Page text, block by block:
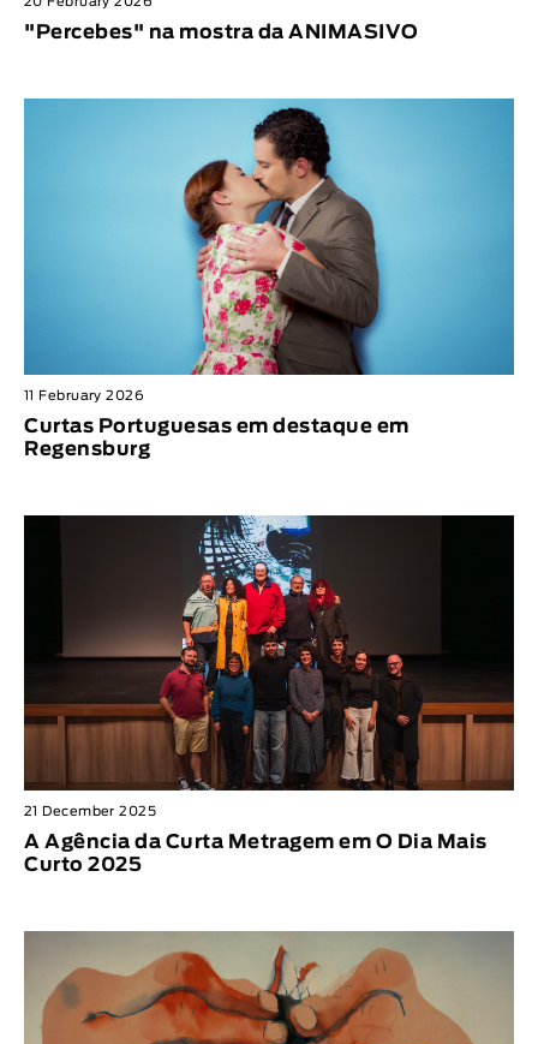
"Percebes" na mostra da ANIMASIVO
11 February 2026
Curtas Portuguesas em destaque em
Regensburg
21 December 2025
A Agência da Curta Metragem em O Dia Mais
Curto 2025